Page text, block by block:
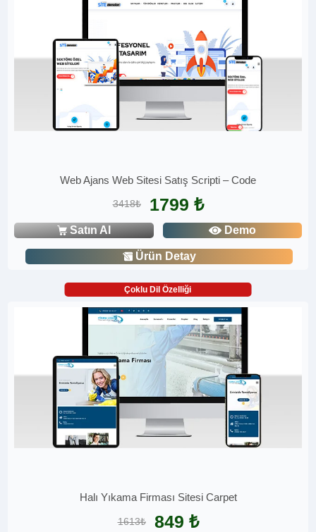
Web Ajans Web Sitesi Satış Scripti – Code
3418₺ 1799 ₺
Satın Al Demo
Ürün Detay
Çoklu Dil Özelliği
Halı Yıkama Firması Sitesi Carpet
1613₺ 849 ₺